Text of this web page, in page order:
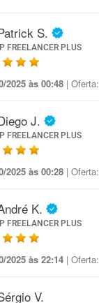
S.
FREELANCER PLUS
2025 às 00:48 | Oferta:
J.
FREELANCER PLUS
2025 às 00:28 | Oferta:
K.
FREELANCER PLUS
2025 às 22:14 | Oferta:
V.